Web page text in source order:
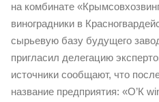
на комбинате
виноградники в
сырьевую базу будущего
пригласил делегацию
источники сообщают, что
название предприятия: «О’К